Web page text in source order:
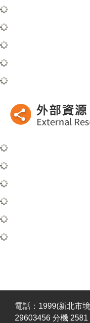
電話：1999(新北市
29603456 分機 2581